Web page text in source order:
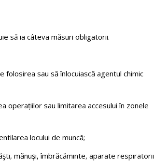
să ia câteva măsuri obligatorii.
sau să înlocuiască agentul chimic
operațiilor sau limitarea accesului în zonele
locului de muncă;
mănuşi, îmbrăcăminte, aparate respiratorii